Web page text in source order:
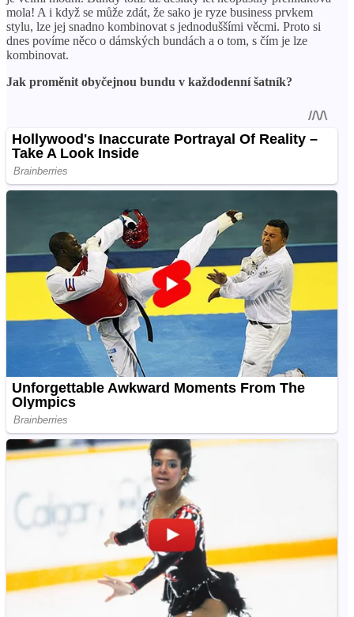
mola! A i když se může zdát, že sako je ryze business prvkem
stylu, lze jej snadno kombinovat s jednoduššími věcmi. Proto si
dnes povíme něco o dámských bundách a o tom, s čím je lze
kombinovat.
Jak proměnit obyčejnou bundu v každodenní šatník?